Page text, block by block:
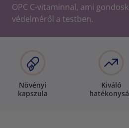
OPC C-vitaminnal, ami
védelméről a testben.
Növényi
kapszula
Kiváló